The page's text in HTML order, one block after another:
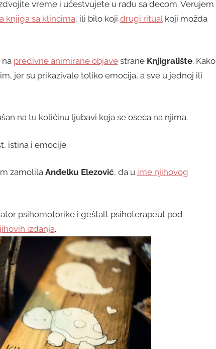
vreme i učestvujete u radu sa decom. Verujem
knjiga sa klincima, ili bilo koji drugi ritualkoji možda
predivne animirane objavestrane Knjigralište. Kako
jer su prikazivale toliko emocija, a sve u jednoj ili
na tu količinu ljubavi koja se oseća na njima.
istina i emocije.
zamolila Anđelku Elezović, da u ime njihovog
psihomotorike i geštalt psihoterapeut pod
izdanja.